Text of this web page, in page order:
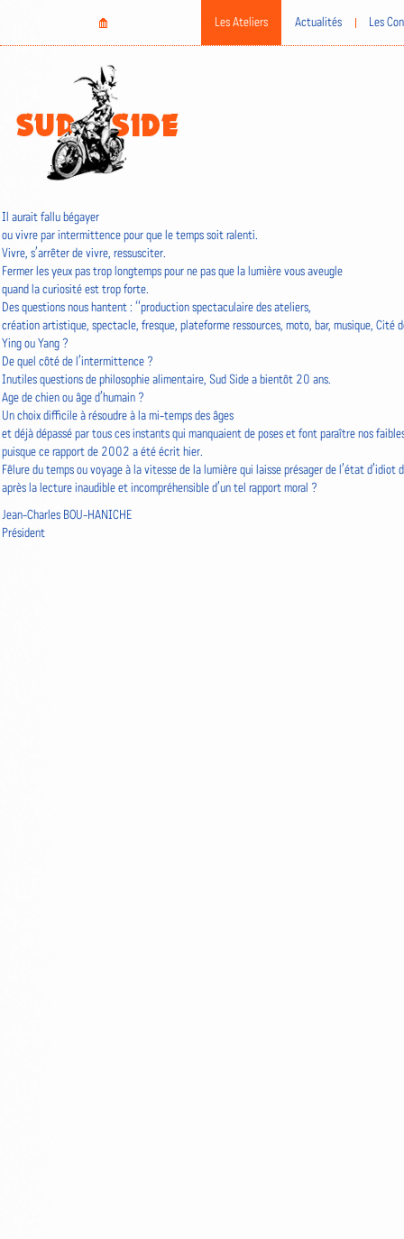
contenu
Home
Les Ateliers Actualités Les
Il aurait fallu bégayer
ou vivre par intermittence pour que le temps soit ralenti.
Vivre, s’arrêter de vivre, ressusciter.
Fermer les yeux pas trop longtemps pour ne pas que la lumière vous aveugle
quand la curiosité est trop forte.
Des questions nous hantent : “production spectaculaire des ateliers,
création artistique, spectacle, fresque, plateforme ressources, moto, bar, musique, Cité
Ying ou Yang ?
De quel côté de l’intermittence ?
Inutiles questions de philosophie alimentaire, Sud Side a bientôt 20 ans.
Age de chien ou âge d’humain ?
Un choix difficile à résoudre à la mi-temps des âges
et déjà dépassé par tous ces instants qui manquaient de poses et font paraître nos
puisque ce rapport de 2002 a été écrit hier.
Fêlure du temps ou voyage à la vitesse de la lumière qui laisse présager de l’état d’idiot
après la lecture inaudible et incompréhensible d’un tel rapport moral ?
Jean-Charles BOU-HANICHE
Président